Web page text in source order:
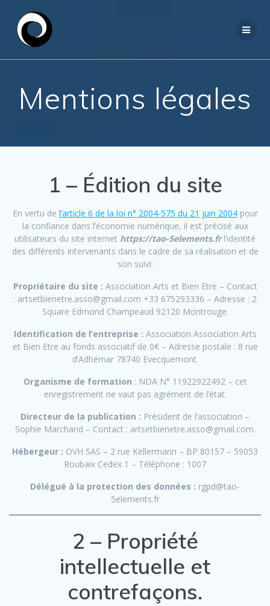
Mentions légales
1 – Édition du site
En vertu de l’article 6 de la loi n° 2004-575 du 21 juin 2004pour
la confiance dans l’économie numérique, il est précisé aux
utilisateurs du site internet https://tao-5elements.frl’identité
des différents intervenants dans le cadre de sa réalisation et de
son suivi:
Propriétaire du site : Association Arts et Bien Etre – Contact
: artsetbienetre.asso@gmail.com +33 675293336 – Adresse : 2
Square Edmond Champeaud 92120 Montrouge.
Identification de l’entreprise : Association Association Arts
et Bien Etre au fonds associatif de 0€ – Adresse postale : 8 rue
d’Adhémar 78740 Evecquemont.
Organisme de formation : NDA N° 11922922492 – cet
enregistrement ne vaut pas agrément de l’état.
Directeur de la publication : Président de l’association –
Sophie Marchand – Contact : artsetbienetre.asso@gmail.com.
Hébergeur : OVH SAS – 2 rue Kellermann – BP 80157 – 59053
Roubaix Cedex 1 – Téléphone : 1007
Délégué à la protection des données : rgpd@tao-
5elements.fr
2 – Propriété
intellectuelle et
contrefaçons.